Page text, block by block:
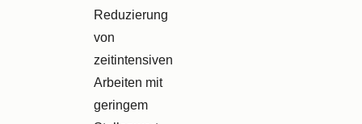
Reduzierung
von
zeitintensiven
Arbeiten mit
geringem